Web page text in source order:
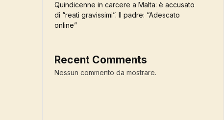
Quindicenne in carcere a Malta: è accusato
di “reati gravissimi”. Il padre: “Adescato
online”
Recent Comments
Nessun commento da mostrare.